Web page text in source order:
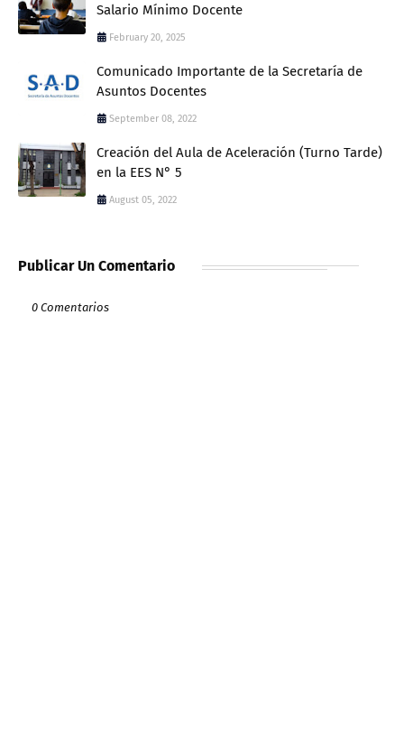
Salario Mínimo Docente
February 20, 2025
Comunicado Importante de la Secretaría de
Asuntos Docentes
September 08, 2022
Creación del Aula de Aceleración (Turno Tarde)
en la EES N° 5
August 05, 2022
Publicar Un Comentario
0 Comentarios